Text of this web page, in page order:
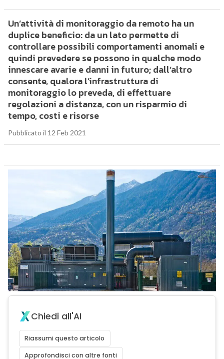
Un’attività di monitoraggio da remoto ha un
duplice beneficio: da un lato permette di
controllare possibili comportamenti anomali e
quindi prevedere se possono in qualche modo
innescare avarie e danni in futuro; dall’altro
consente, qualora l’infrastruttura di
monitoraggio lo preveda, di effettuare
regolazioni a distanza, con un risparmio di
tempo, costi e risorse
Pubblicato il 12 Feb 2021
Chiedi all'AI
Riassumi questo articolo
Approfondisci con altre fonti